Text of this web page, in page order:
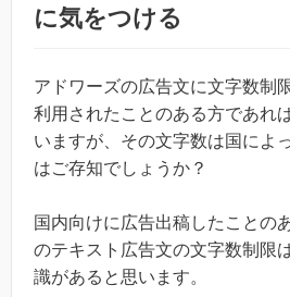
に気をつける
アドワーズの広告文に文字数制
利用されたことのある方であれ
いますが、その文字数は国によ
はご存知でしょうか？
国内向けに広告出稿したことの
のテキスト広告文の文字数制限
識があると思います。